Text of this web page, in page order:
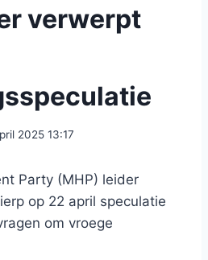
verwerpt
2025 13:17
Party (MHP) leider
op 22 april speculatie
om vroege